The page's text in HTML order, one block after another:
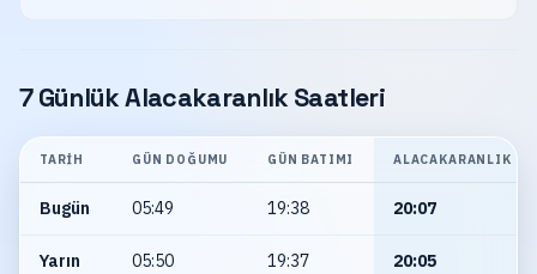
7 Günlük Alacakaranlık Saatleri
TARIH GÜN DOĞUMU GÜN BATIMI ALACAKARANLIK
Bugün 05:49 19:38 20:07
Yarın 05:50 19:37 20:05